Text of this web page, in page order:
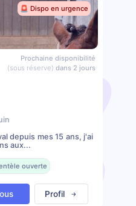
🚨 Dispo en urgence
Prochaine disponibilité
(sous réserve) dans 2 jours
depuis mes 15 ans, j'ai
aux...
ouverte
Profil